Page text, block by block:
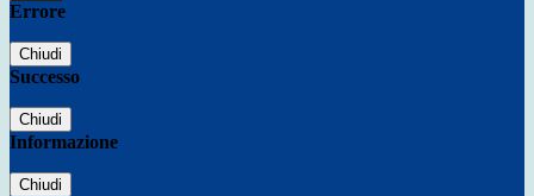
Errore
Chiudi
Successo
Chiudi
Informazione
Chiudi